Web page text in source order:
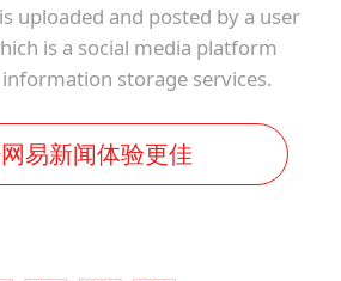
uploaded and posted by a user
is a social media platform
storage services.
易新闻体验更佳